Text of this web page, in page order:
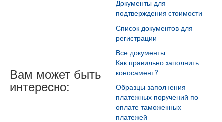
Документы для
подтверждения стоимости
Список документов для
регистрации
Все документы
Вам может быть
интересно:
Как правильно заполнить
коносамент?
Образцы заполнения
платежных поручений по
оплате таможенных
платежей